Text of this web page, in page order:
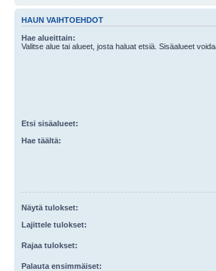
HAUN VAIHTOEHDOT
Hae alueittain:
Valitse alue tai alueet, josta haluat etsiä. Sisäalueet
Etsi sisäalueet:
Hae täältä:
Näytä tulokset:
Lajittele tulokset:
Rajaa tulokset:
Palauta ensimmäiset: